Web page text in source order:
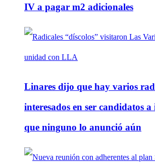
IV a pagar m2 adicionales
Linares dijo que hay varios
interesados en ser candidatos
que ninguno lo anunció aún